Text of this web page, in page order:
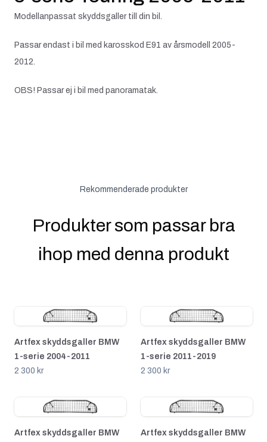
Modellanpassat skyddsgaller till din bil.
Passar endast i bil med karosskod E91 av årsmodell 2005-
2012.
OBS! Passar ej i bil med panoramatak.
Rekommenderade produkter
Produkter som passar bra
ihop med denna produkt
Artfex skyddsgaller BMW
1-serie 2004-2011
2 300 kr
Artfex skyddsgaller BMW
1-serie 2011-2019
2 300 kr
Artfex skyddsgaller BMW
Artfex skyddsgaller BMW